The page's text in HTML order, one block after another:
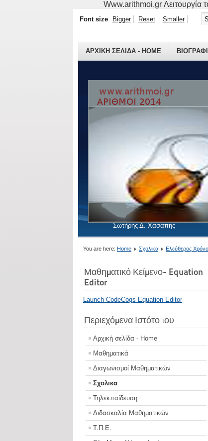
Www.arithmoi.gr Λειτουργία
Σωτήρης Δ. Χασάπης
ΑΡΧΙΚΗ ΣΕΛΙΔΑ - HOME
Font size Bigger Reset Smaller
You are here: Home Σχολικα Ελεύθερος
Μαθηματικό Κείμενο- Equation
Editor
Launch CodeCogs Equation Editor
Περιεχόμενα Ιστότοπου
Αρχική σελίδα - Home
Μαθηματικά
Διαγωνισμοί Μαθηματικών
Σχολικα
Τηλεκπαίδευση
Διδασκαλία Μαθηματικών
Τ.Π.Ε.